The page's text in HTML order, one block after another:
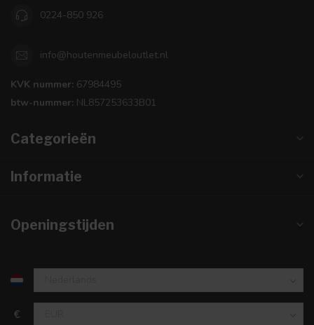
0224-850 926
info@houtenmeubeloutlet.nl
KVK nummer: 67984495
btw-nummer: NL857253633B01
Categorieën
Informatie
Openingstijden
€